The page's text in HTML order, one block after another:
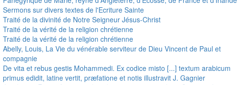
Sermons sur divers textes de l'Ecriture Sainte
Traité de la divinité de Notre Seigneur Jésus-Christ
Traité de la vérité de la religion chrétienne
Traité de la vérité de la religion chrétienne
Abelly, Louis, La Vie du vénérable serviteur de Dieu Vincent de Paul et
compagnie
De vita et rebus gestis Mohammedi. Ex codice misto [...] textum arabicum
primus edidit, latine vertit, præfatione et notis illustravit J. Gagnier